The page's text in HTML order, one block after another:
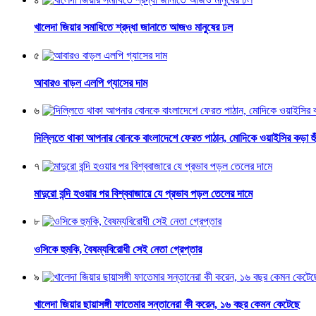
খালেদা জিয়ার সমাধিতে শ্রদ্ধা জানাতে আজও মানুষের ঢল
৫
আবারও বাড়ল এলপি গ্যাসের দাম
৬
দিল্লিতে থাকা আপনার বোনকে বাংলাদেশে ফেরত পাঠান, মোদিকে ওয়াইসির কড়া
৭
মাদুরো বন্দি হওয়ার পর বিশ্ববাজারে যে প্রভাব পড়ল তেলের দামে
৮
ওসিকে হুমকি, বৈষম্যবিরোধী সেই নেতা গ্রেপ্তার
৯
খালেদা জিয়ার ছায়াসঙ্গী ফাতেমার সন্তানেরা কী করেন, ১৬ বছর কেমন কেটেছে